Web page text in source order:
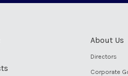
About Us
Directors
Corporate